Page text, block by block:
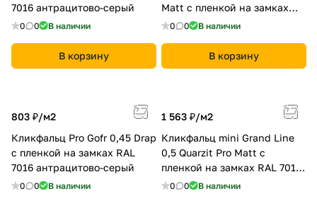
7016 антрацитово-серый
0 0 В наличии
В корзину
Matt с пленкой на замках
RAL 7016 антрацитово-серый
0 0 В наличии
В корзину
803 ₽/м2
Кликфальц Pro Gofr 0,45 Drap
с пленкой на замках RAL
7016 антрацитово-серый
0 0 В наличии
1 563 ₽/м2
Кликфальц mini Grand Line
0,5 Quarzit Pro Matt с
пленкой на замках RAL 7016
антрацитово-серый
0 0 В наличии